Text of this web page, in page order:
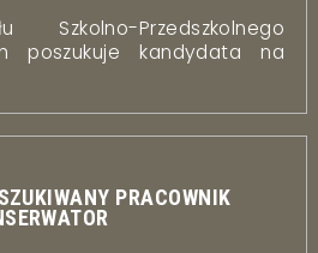
Szkolno-Przedszkolnego
poszukuje kandydata na
PRACOWNIK